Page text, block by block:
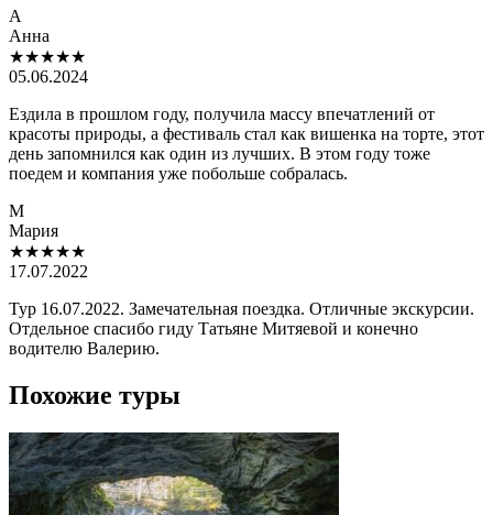
А
Анна
★★★★★
05.06.2024
Ездила в прошлом году, получила массу впечатлений от
красоты природы, а фестиваль стал как вишенка на торте, этот
день запомнился как один из лучших. В этом году тоже
поедем и компания уже побольше собралась.
М
Мария
★★★★★
17.07.2022
Тур 16.07.2022. Замечательная поездка. Отличные экскурсии.
Отдельное спасибо гиду Татьяне Митяевой и конечно
водителю Валерию.
Похожие туры